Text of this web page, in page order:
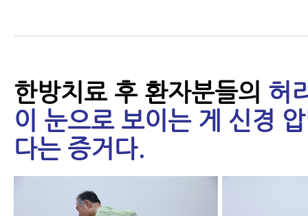
믿고 치료를 받으시겠습니까?
- 척추협착증의 진행을 막는 8가
- 허리협착증의 진행을 막는 8가
히 1편 - 증상 변화에 세심한 관심
한방치료 후 환자분들의 허
이 눈으로 보이는 게 신경
다는 증거다.